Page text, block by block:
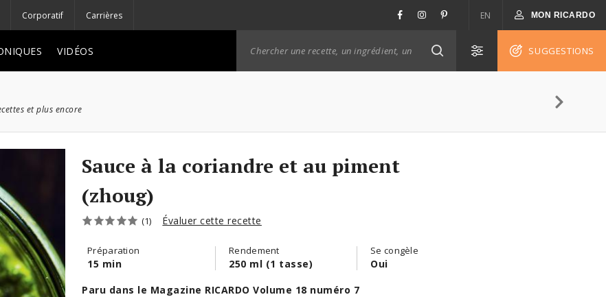
Corporatif Carrières EN MON RICARDO
VIDÉOS SUGGESTIONS
et plus encore
Sauce à la coriandre et au piment
(zhoug)
(1) Évaluer cette recette
Préparation
15 min
Rendement
250 ml (1 tasse)
Se congèle
Oui
Paru dans le Magazine RICARDO Volume 18 numéro 7